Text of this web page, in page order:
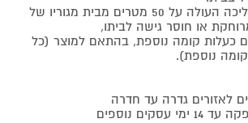
באם קיים מרחק הליכה העולה על 50 מטרים מבית מגוריו של
או חוסר גישה לביתו,
כעלות קומה נוספת, בהתאם למוצר (כל
לאזורים גדרה עד חדרה
נוספים